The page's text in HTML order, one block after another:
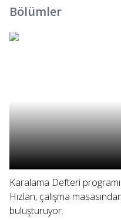
Bölümler
Karalama Defteri
Hızlan, çalışma
buluşturuyor.